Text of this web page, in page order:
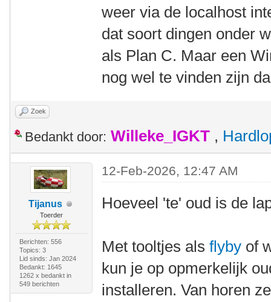
weer via de localhost
dat soort dingen onder
als Plan C. Maar een
nog wel te vinden zijn
Zoek
Bedankt door: Willeke_IGKT ,
Tijanus
Toerder
Berichten: 556
Topics: 3
Lid sinds: Jan 2024
Bedankt: 1645
1262 x bedankt in
549 berichten
12-Feb-2026, 12:47 AM
Hoeveel 'te' oud is de
Met tooltjes alsflyby of
kun je op opmerkelijk
installeren. Van horen